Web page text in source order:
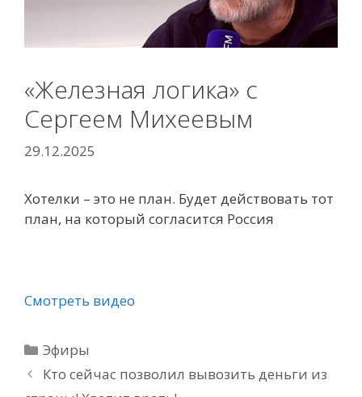
«Железная логика» с
Сергеем Михеевым
29.12.2025
Хотелки – это не план. Будет действовать тот
план, на который согласится Россия
Смотреть видео
Рубрики
Эфиры
Кто сейчас позволил вывозить деньги из